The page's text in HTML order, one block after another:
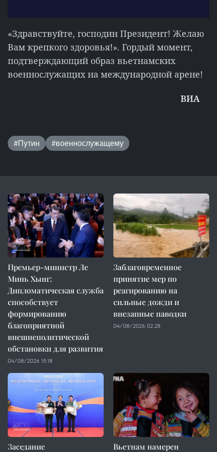
«Здравствуйте, господин Президент! Желаю
Вам крепкого здоровья!». Гордый момент,
подтверждающий образ вьетнамских
военнослужащих на международной арене!
ВИА
#Путин #военнослужащему
Премьер-министр Ле
Минь Хынг:
Дипломатическая служба
способствует
формированию
благоприятной
внешнеполитической
обстановки для развития
04/08/2026 15:18
Заблаговременное
принятие мер по
реагированию на
сильные дожди и
внезапные паводки
04/08/2026 02:28
Заседание
Вьетнам намерен